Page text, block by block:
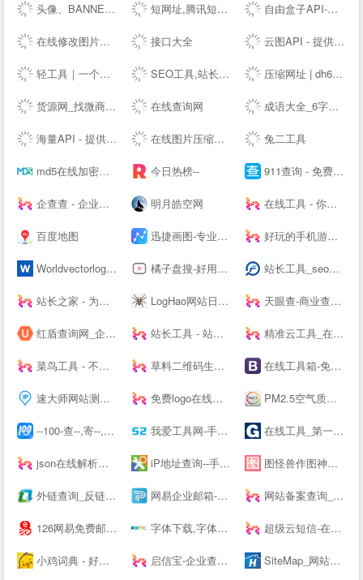
头像、BANNER、LOGO在线制作设计生成 - 朝夕网 短网址,腾讯短网址生成,sc.qq.com短链接,小米短网址,搜狗短网址,抖音域名防封,百度短链接,微信域名防封,腾讯绿标域名检测,,抖音域名检测,网址缩短_奇灵短网址 - 腾讯短网址,抖音域名检测,小米短网址,搜狗短网址,腾讯绿标域名检测,百度短网址,百度短链接,新浪短网址,绿标短网址,微信短网址,微信域名检测,sc.qq.com短链接,抖音防封短链 自由盒子API-欢迎免费对接接口
在线修改图片大小尺寸；免费抠图照片处理工具 - 改图神器 接口大全 云图API - 提供免费接口调用平台-免费API数据接口调用服务平台
轻工具｜一个专注收集分享优质免费资源的导航 SEO工具,站长查询工具-助力SEO优化-搜外SEO工具大全 压缩网址 | dh6.ink
货源网_找微商货源_微信微商代理加盟_厂家一手货源发布平台 在线查询网 成语大全_6字成语_成语接龙查询_词云成语网
海量API - 提供免费接口调用平台 在线图片压缩工具(jpg、jpeg、png、gif、webp、tiff)无损压缩90%-压缩图 兔二工具
md5在线加密解密 今日热榜-- 911查询 - 免费实用查询工具大全网站
企查查 - 企业工商信息查询系统_查企业_查老板_查风险就上企查查! 明月皓空网 在线工具 - 你的工具箱
百度地图 迅捷画图-专业的在线作图网站,在线画思维导图、流程图 好玩的手机游戏下载-免费安卓软件下载 - 阳光下载站
Worldvectorlogo: Brand logos free to download 橘子盘搜-好用的影视资源搜索引擎 站长工具_seo综合查询工具_批量查询分析工具_枫树seo网
站长之家 - 为站长提供常用站长工具 webmaster--.cn LogHao网站日志在线分析工具_拉格好百度蜘蛛(baiduspider)在线分析-www.LogHao.cn站长工具 天眼查-商业查询平台_企业信息查询_公司查询_工商查询_企业信用信息系统
红盾查询网_企业工商信息查询系统 站长工具 - 站长之家 精准云工具_在线工具大全
菜鸟工具 - 不止于工具 草料二维码生成器 在线工具箱-免费实用工具大全-工具狗
速大师网站测速_IP地址归属地查询-免费IP查询API接口 免费logo在线制作-字体logo-logo设计-U钙网 PM2.5空气质量实时查询 - 911查询
--100-查--,寄--,上--100 我爱工具网-手游排行榜2021前十名推荐平台|热门手机软件app应用下载 在线工具_第一家纯在线免安装的工具网站【免费使用】- 工具123
json在线解析及格式化_pcjson工具在线 iP地址查询--手机号码查询归属地 | 邮政编码查询 | iP地址归属地查询 | 身份证号码验证在线查询网 图怪兽作图神器-在线图片编辑器-PS图片制作-搞定平面设计不求人
外链查询_反链查询结果 - 爱站网 网易企业邮箱-163企业邮箱申请购买中心 网站备案查询_icp备案查询_域名备案查询--查ICP备案网
126网易免费邮-你的专业电子邮局 字体下载,字体大全,免费字体下载,在线字体|字客网 超级云短信-在线短信接收-Receive --S
小鸡词典 - 好多梗啊！ 启信宝-企业查询_企业信用信息平台 SiteMap_网站地图_站点地图_制作工具_在线生成_生成工具_生成器_网页爬虫_天气预报_天气API - 爱帮助！